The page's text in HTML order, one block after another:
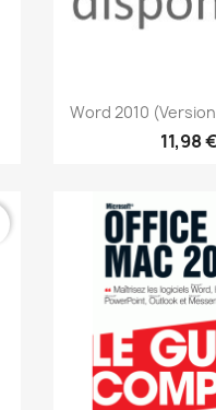
Aperçu
Word 2010
11,98 €